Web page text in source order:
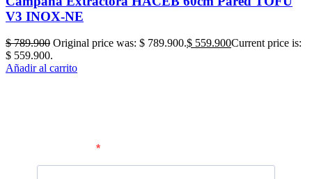
V3 INOX-NE
$789.900 Original price was: $ 789.900.$ 559.900Current price is:
$ 559.900.
Añadir al carrito